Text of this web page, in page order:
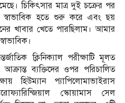
চিকিৎসার মাত্র দুই চক্রের পর
স্বাভাবিক হতে শুরু করে এবং ছয়
খাবার খেতে পারছিলাম। আমার
ক্লিনিক্যাল পরীক্ষাটি মূলত
ব্যক্তিদের ওপর পরিচালিত
হিউম্যান প্যাপিলোমাভাইরাস
স্কোয়ামাস সেল